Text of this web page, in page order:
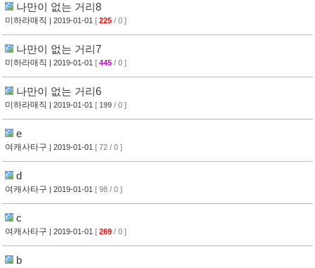
나만이 없는 거리8
미하라매직 | 2019-01-01 [ 225 / 0 ]
나만이 없는 거리7
미하라매직 | 2019-01-01 [ 445 / 0 ]
나만이 없는 거리6
미하라매직 | 2019-01-01 [ 199 / 0 ]
e
여캐사타구 | 2019-01-01 [ 72 / 0 ]
d
여캐사타구 | 2019-01-01 [ 98 / 0 ]
c
여캐사타구 | 2019-01-01 [ 269 / 0 ]
b